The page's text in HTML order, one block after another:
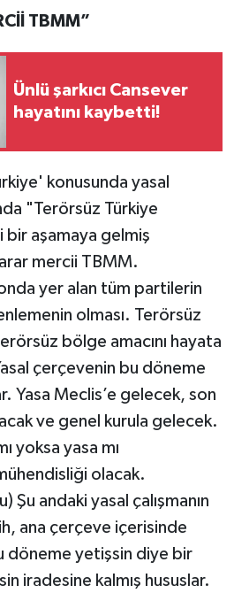
TBMM”
Ünlü şarkıcı Cansever
hayatını kaybetti!
konusunda yasal
"Terörsüz Türkiye
aşamaya gelmiş
mercii TBMM.
yer alan tüm partilerin
olması. Terörsüz
bölge amacını hayata
çerçevenin bu döneme
Yasa Meclis’e gelecek, son
ve genel kurula gelecek.
yoksa yasa mı
olacak.
Şu andaki yasal çalışmanın
ana çerçeve içerisinde
döneme yetişsin diye bir
iradesine kalmış hususlar.